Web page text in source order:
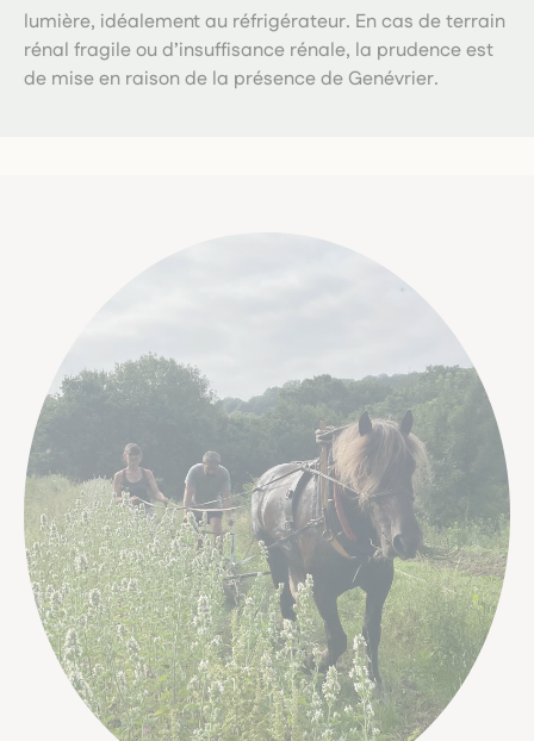
lumière, idéalement au réfrigérateur. En cas de terrain
rénal fragile ou d’insuffisance rénale, la prudence est
de mise en raison de la présence de Genévrier.